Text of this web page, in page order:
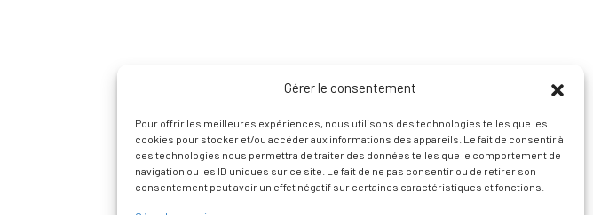
Gérer le consentement
Pour offrir les meilleures expériences, nous utilisons des technologies telles que les
cookies pour stocker et/ou accéder aux informations des appareils. Le fait de consentir à
ces technologies nous permettra de traiter des données telles que le comportement de
navigation ou les ID uniques sur ce site. Le fait de ne pas consentir ou de retirer son
consentement peut avoir un effet négatif sur certaines caractéristiques et fonctions.